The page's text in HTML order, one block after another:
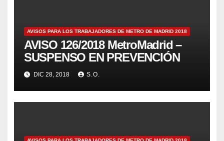
AVISOS PARA LOS TRABAJADORES DE METRO DE MADRID 2018
AVISO 126/2018 MetroMadrid –
SUSPENSO EN PREVENCIÓN
DIC 28, 2018 S.O.